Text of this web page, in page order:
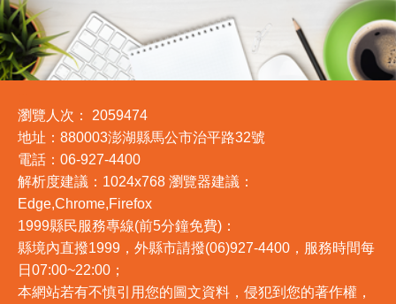
瀏覽人次： 2059474
地址：880003澎湖縣馬公市治平路32號
電話：06-927-4400
解析度建議：1024x768 瀏覽器建議：
Edge,Chrome,Firefox
1999縣民服務專線(前5分鐘免費)：
縣境內直撥1999，外縣市請撥(06)927-4400，服務時間每
日07:00~22:00；
本網站若有不慎引用您的圖文資料，侵犯到您的著作權，